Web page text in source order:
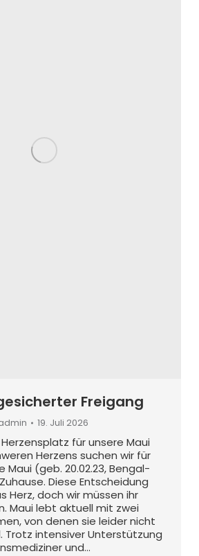
Freigang
19. Juli 2026
Herzensplatz für unsere Maui
Herzens suchen wir für
(geb. 20.02.23, Bengal-
Diese Entscheidung
Herz, doch wir müssen ihr
Maui lebt aktuell mit zwei
von denen sie leider nicht
Trotz intensiver Unterstützung
und…